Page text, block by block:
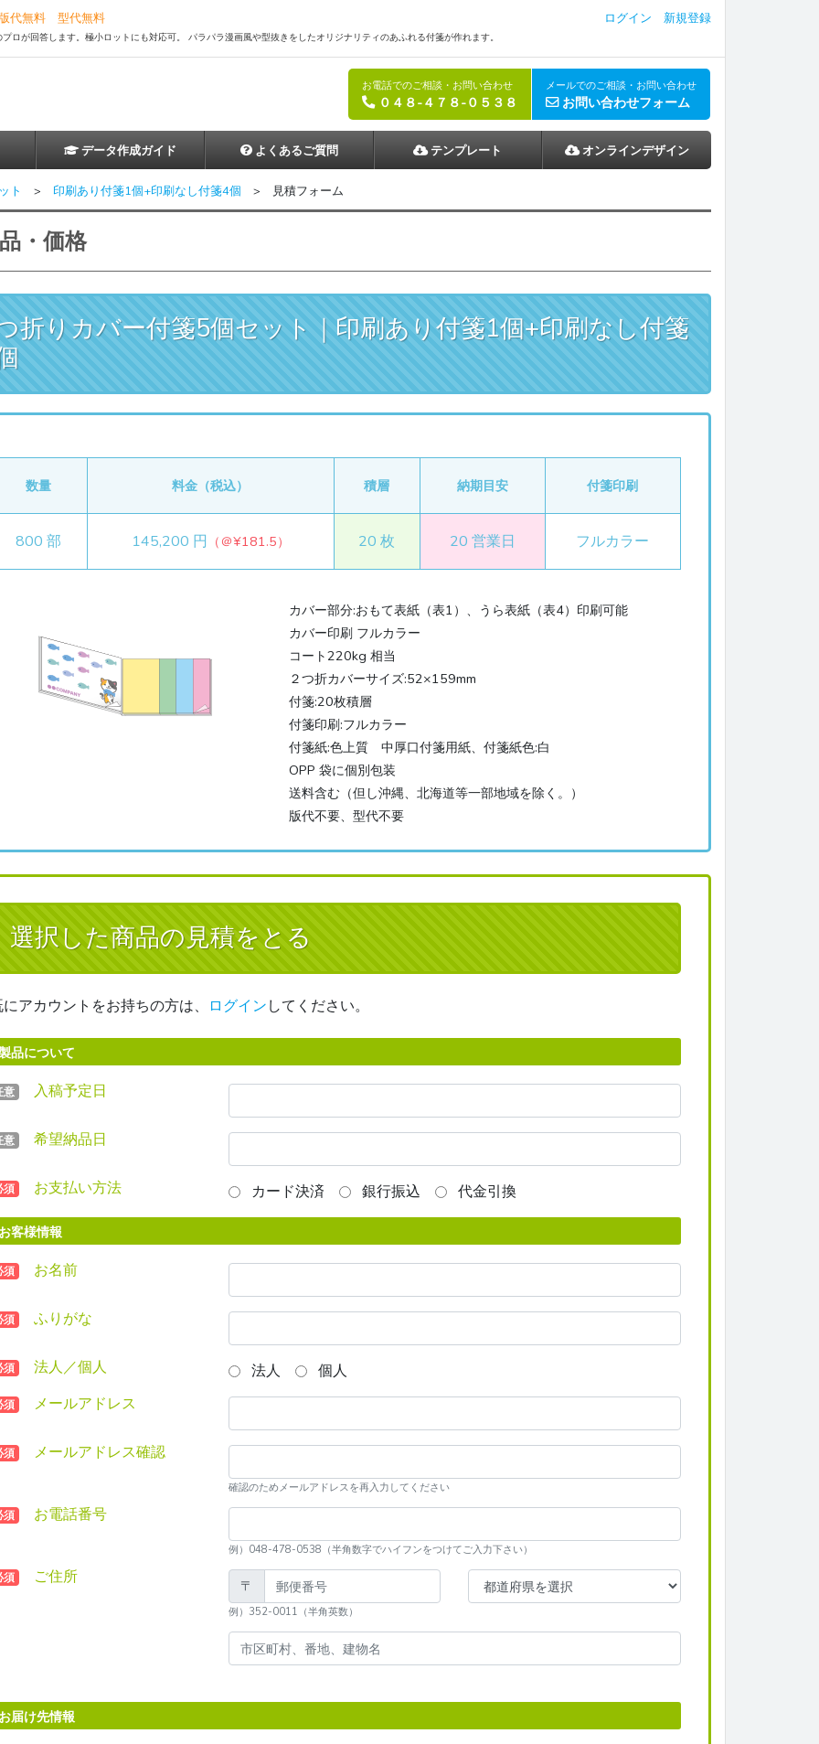
無料 型代無料 ログイン 新規登録
が回答します。極小ロットにも対応可。 パラパラ漫画風や型抜きをしたオリジナリティのあふれる付箋が作れます。
メールでのご相談・お問い合わせ
お問い合わせフォーム
お電話でのご相談・お問い合わせ
０４８-４７８-０５３８
データ作成ガイド
入稿の流れと準備
基本の入稿方法
MS Officeでの入稿
よくあるご質問
よくあるご質問
テンプレート オンラインデザイン
ト > 印刷あり付箋1個+印刷なし付箋4個 > 見積フォーム
・価格
折りカバー付箋5個セット｜印刷あり付箋1個+印刷なし付箋
数量 料金（税込） 積層 納期目安 付箋印刷
800 部 145,200 円 （＠¥181.5） 20 枚 20 営業日 フルカラー
カバー部分:おもて表紙（表1）、うら表紙（表4）印刷可能
カバー印刷 フルカラー
コート220kg 相当
２つ折カバーサイズ:52×159mm
付箋:20枚積層
付箋印刷:フルカラー
付箋紙:色上質 中厚口付箋用紙、付箋紙色:白
OPP 袋に個別包装
送料含む（但し沖縄、北海道等一部地域を除く。）
版代不要、型代不要
選択した商品の見積をとる
アカウントをお持ちの方は、 ログインしてください。
品について
意 入稿予定日
意 希望納品日
須 お支払い方法 カード決済 銀行振込 代金引換
客様情報
須 お名前
須 ふりがな
須 法人／個人 法人 個人
須 メールアドレス
須 メールアドレス確認
確認のためメールアドレスを再入力してください
須 お電話番号
例）048-478-0538（半角数字でハイフンをつけてご入力下さい）
須 ご住所 〒
例）352-0011（半角英数）
届け先情報
1個）
フルカラー モノクロ フルカラー
1個）
1個）
モノクロ
定型付箋（75×25mm 3個） 定型付箋 付箋紙3色（75×25mm 3個）
変わる付箋（75×75mm 1 カバーなし絵柄が変わる付箋
モノクロ フルカラー
（70×61mm 1個）
フルカラー
定型丸型付箋（70×70mm 1個）
モノクロ フルカラー
型付箋（50×30mm 3個）
+印刷なし付箋4個
フルカラー
はがきサイズ（100×148ｍｍ）
モノクロ